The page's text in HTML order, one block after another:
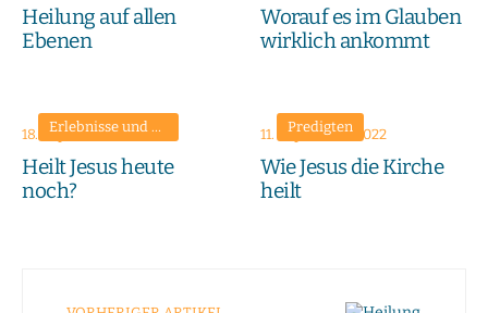
Heilung auf allen
Ebenen
Worauf es im Glauben
wirklich ankommt
Erlebnisse und Zeugnisse Predigten
18. September 2022
Heilt Jesus heute
noch?
Predigten
11. September 2022
Wie Jesus die Kirche
heilt